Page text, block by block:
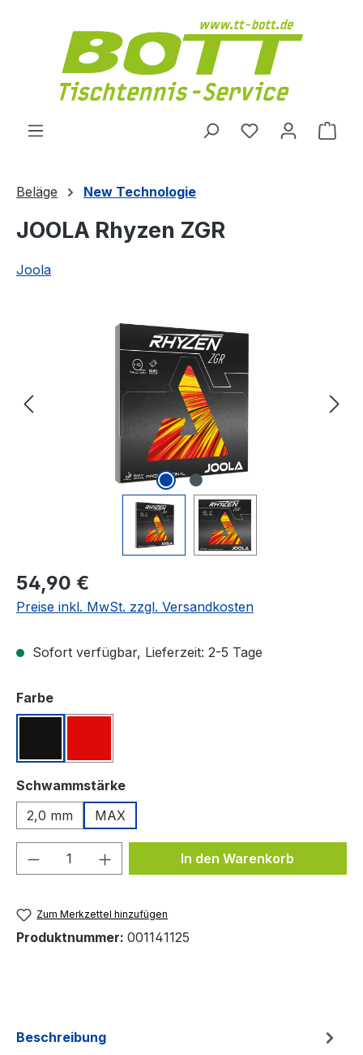
Du hast 0
Beläge New Technologie
JOOLA Rhyzen ZGR
Joola
Regulärer Preis:
54,90 €
Preise inkl. MwSt. zzgl. Versandkosten
Sofort verfügbar, Lieferzeit: 2-5 Tage
Farbeauswählen
Schwammstärkeauswählen
2,0 mm
MAX
Produkt Anzahl: Gib denIn den Warenkorb
Zum Merkzettel hinzufügen
Produktnummer: 001141125
Beschreibung